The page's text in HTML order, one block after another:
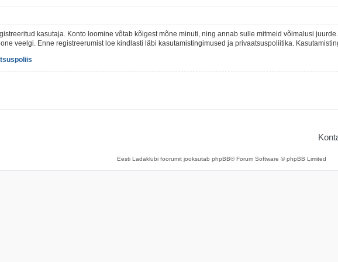
kasutaja. Konto loomine võtab kõigest mõne minuti, ning annab sulle mitmeid võimalusi
veelgi. Enne registreerumist loe kindlasti läbi kasutamistingimused ja privaatsuspoliitika.
Eesti Ladaklubi foorumit jooksutab phpBB® Forum Software © phpBB Limited